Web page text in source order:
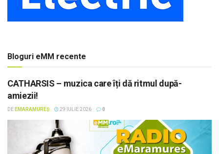
Bloguri eMM recente
CATHARSIS – muzica care îți dă ritmul după-
amiezii!
DE EMARAMUREȘ 29 IULIE 2026 0